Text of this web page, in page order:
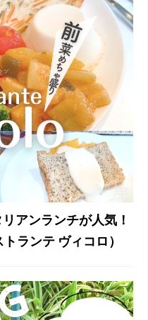
アンランチが人気！
ランテ ヴィコロ）